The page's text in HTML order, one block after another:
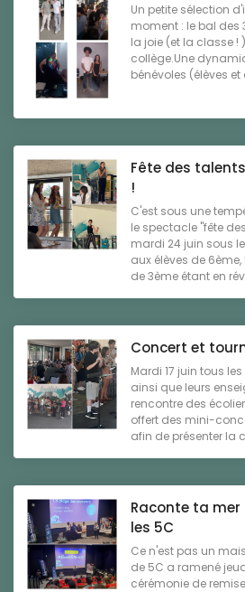
Un petite sélection
moment : le bal des
la joie (et la classe !
collège.Une
bénévoles (élèves
Fête des
!
C'est sous une
le spectacle "fête
mardi 24 juin sous
aux élèves de 6ème,
de 3ème étant en
Concert et
Mardi 17 juin tous
ainsi que leurs
rencontre des
offert des mini-
afin de présenter la
Raconte ta mer
les 5C
Ce n'est pas un
de 5C a ramené
cérémonie de